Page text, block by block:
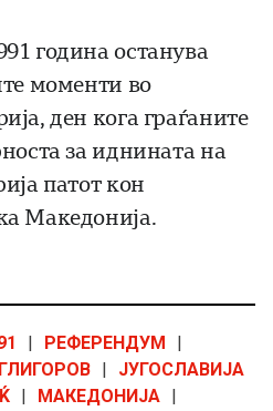
година останува
моменти во
ден кога граѓаните
за иднината на
патот кон
Македонија.
РЕФЕРЕНДУМ
ЈУГОСЛАВИЈА
МАКЕДОНИЈА